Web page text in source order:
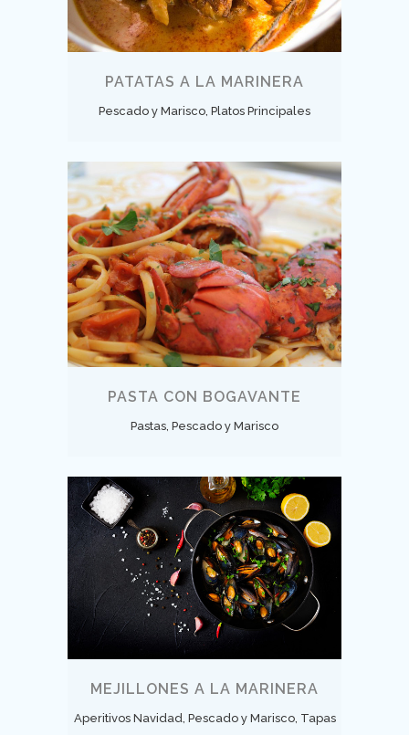
PATATAS A LA MARINERA
Pescado y Marisco, Platos Principales
PASTA CON BOGAVANTE
Pastas, Pescado y Marisco
MEJILLONES A LA MARINERA
Aperitivos Navidad, Pescado y Marisco, Tapas